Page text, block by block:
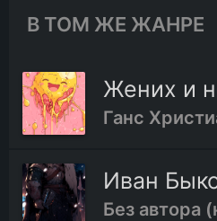
В ТОМ ЖЕ ЖАНРЕ
Жених и
Ганс
Иван